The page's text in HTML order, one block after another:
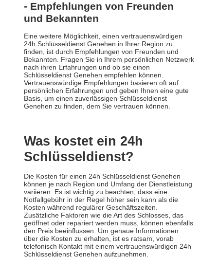
- Empfehlungen von Freunden
und Bekannten
Eine weitere Möglichkeit, einen vertrauenswürdigen
24h Schlüsseldienst Genehen in Ihrer Region zu
finden, ist durch Empfehlungen von Freunden und
Bekannten. Fragen Sie in Ihrem persönlichen Netzwerk
nach ihren Erfahrungen und ob sie einen
Schlüsseldienst Genehen empfehlen können.
Vertrauenswürdige Empfehlungen basieren oft auf
persönlichen Erfahrungen und geben Ihnen eine gute
Basis, um einen zuverlässigen Schlüsseldienst
Genehen zu finden, dem Sie vertrauen können.
Was kostet ein 24h
Schlüsseldienst?
Die Kosten für einen 24h Schlüsseldienst Genehen
können je nach Region und Umfang der Dienstleistung
variieren. Es ist wichtig zu beachten, dass eine
Notfallgebühr in der Regel höher sein kann als die
Kosten während regulärer Geschäftszeiten.
Zusätzliche Faktoren wie die Art des Schlosses, das
geöffnet oder repariert werden muss, können ebenfalls
den Preis beeinflussen. Um genaue Informationen
über die Kosten zu erhalten, ist es ratsam, vorab
telefonisch Kontakt mit einem vertrauenswürdigen 24h
Schlüsseldienst Genehen aufzunehmen.